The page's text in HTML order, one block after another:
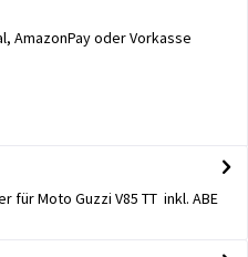
AmazonPay oder Vorkasse
Moto Guzzi V85 TT inkl. ABE